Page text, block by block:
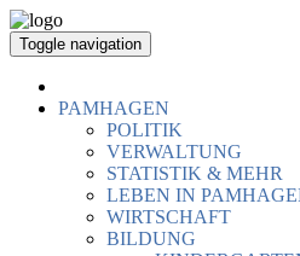
Toggle navigation
PAMHAGEN
POLITIK
VERWALTUNG
STATISTIK & MEHR
LEBEN IN
WIRTSCHAFT
BILDUNG